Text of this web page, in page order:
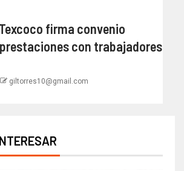
firma convenio
con trabajadores
giltorres10@gmail.com